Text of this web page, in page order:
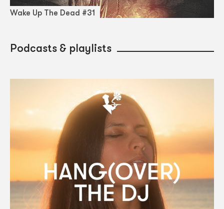
Wake Up The Dead #31
Podcasts & playlists